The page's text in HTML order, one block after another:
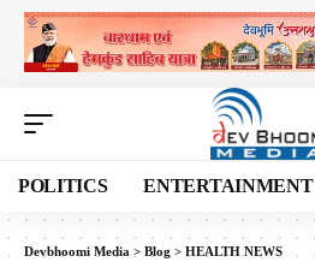
POLITICS ENTERTAINMENT
Devbhoomi Media > Blog > HEALTH NEWS